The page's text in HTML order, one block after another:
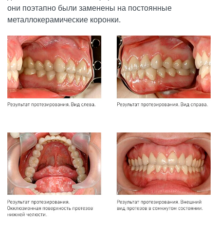
они поэтапно были заменены на постоянные
металлокерамические коронки.